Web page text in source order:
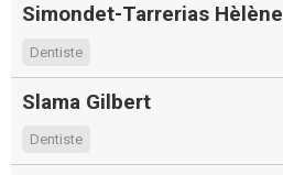
Simondet-Tarrerias Hèlène
Dentiste
Slama Gilbert
Dentiste